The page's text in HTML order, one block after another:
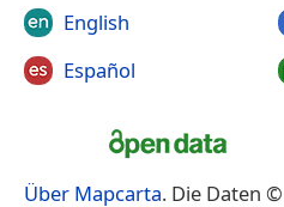
English
Español
Über Mapcarta. Die Daten ©